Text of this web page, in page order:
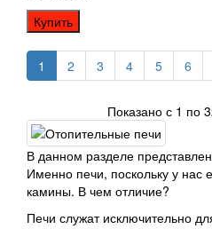
Купить
1 2 3 4 5 6
Показано с 1 по
В данном разделе
Именно печи, поскольку у нас
камины. В чем отличие?
Печи служат исключительно